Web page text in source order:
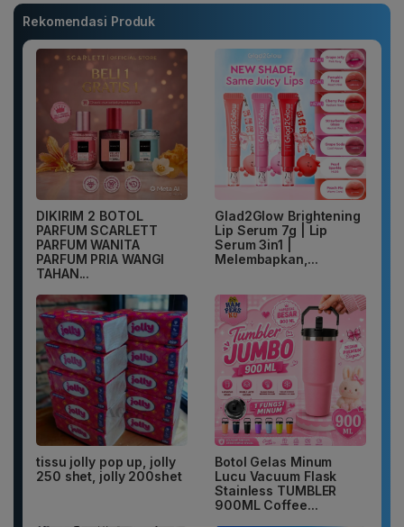
Rekomendasi Produk
DIKIRIM 2 BOTOL
PARFUM SCARLETT
PARFUM WANITA
PARFUM PRIA WANGI
TAHAN...
Glad2Glow Brightening
Lip Serum 7g | Lip
Serum 3in1 |
Melembapkan,...
tissu jolly pop up, jolly
250 shet, jolly 200shet
Botol Gelas Minum
Lucu Vacuum Flask
Stainless TUMBLER
900ML Coffee...